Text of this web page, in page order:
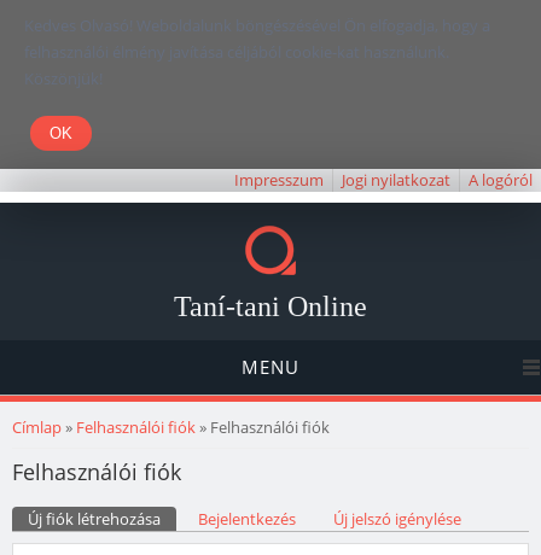
Kedves Olvasó! Weboldalunk böngészésével Ön elfogadja, hogy a
felhasználói élmény javítása céljából cookie-kat használunk.
Köszönjük!
Impresszum Jogi nyilatkozat A logóról
Taní-tani Online
MENU
Jelenlegi hely
Címlap» Felhasználói fiók» Felhasználói fiók
Felhasználói fiók
Elsődleges fülek
Új fiók létrehozása (aktív fül)Bejelentkezés Új jelszó igénylése